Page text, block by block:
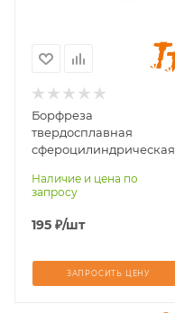
13
мм
25
Материал
стали, чугуны,
титан, латунь,
бронза, медь
Борфреза
твердосплавная
сфероцилиндрическая
Наличие и цена по
запросу
195 ₽/шт
ЗАПРОСИТЬ ЦЕНУ